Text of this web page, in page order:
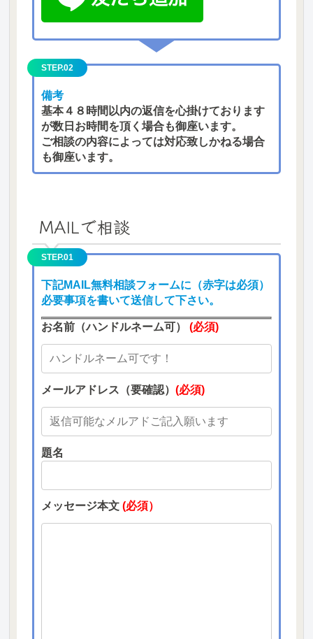
STEP.02
備考
基本４８時間以内の返信を心掛けております
が数日お時間を頂く場合も御座います。
ご相談の内容によっては対応致しかねる場合
も御座います。
MAILで相談
STEP.01
下記MAIL無料相談フォームに（赤字は必須）
必要事項を書いて送信して下さい。
お名前（ハンドルネーム可）(必須)
メールアドレス（要確認）(必須)
題名
メッセージ本文(必須）